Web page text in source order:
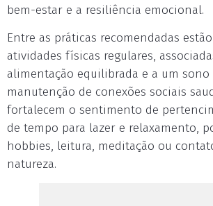
bem-estar e a resiliência emocional.
Entre as práticas recomendadas
atividades físicas regulares,
alimentação equilibrada e a um sono
manutenção de conexões sociais
fortalecem o sentimento de
de tempo para lazer e relaxamento,
hobbies, leitura, meditação ou
natureza.